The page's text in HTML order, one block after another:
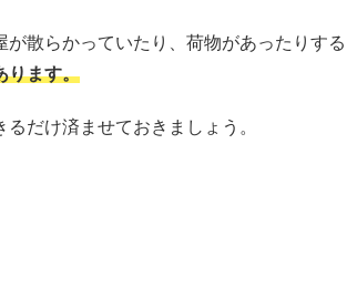
散らかっていたり、荷物があったりする
ります。
だけ済ませておきましょう。